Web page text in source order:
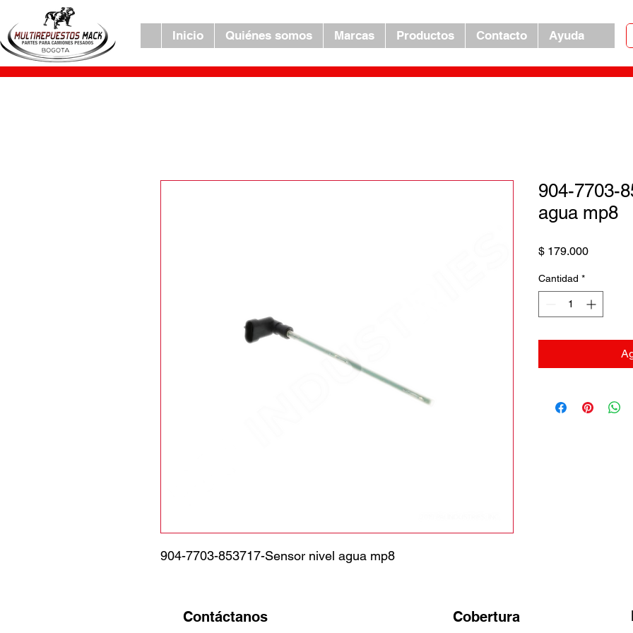
Inicio Quiénes somos Marcas Productos Contacto Ayuda
904-7703-853717-Sensor nivel agua mp8
904-7703-
agua mp8
$ 179.000Precio
Cantidad *
Contáctanos Cobertura